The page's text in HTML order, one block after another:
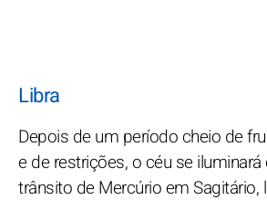
Libra
Depois de um período cheio de
e de restrições, o céu se
trânsito de Mercúrio em Sagitário,